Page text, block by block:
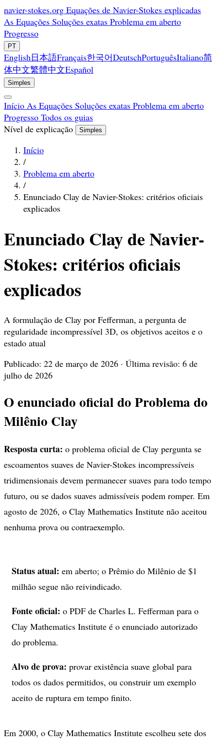
navier-stokes.org Equações de Navier-Stokes explicadas
As Equações Soluções exatas Problema em aberto
Progresso
PT
English日本語Français한국어DeutschPortuguêsItaliano简
体中文繁體中文Español
Simples
Início As Equações Soluções exatas Problema em aberto
Progresso Todos os guias
Nível de explicação
Simples
Início
/
Problema em aberto
/
Enunciado Clay de Navier-Stokes: critérios oficiais
explicados
Enunciado Clay de Navier-
Stokes: critérios oficiais
explicados
A formulação de Clay por Fefferman, a pergunta de
regularidade incompressível 3D, os objetivos aceitos e o
estado atual
Publicado: 22 de março de 2026 · Última revisão: 6 de
julho de 2026
O enunciado oficial do Problema do
Milênio Clay
Resposta curta: o problema oficial de Clay pergunta se
escoamentos suaves de Navier-Stokes incompressíveis
tridimensionais devem permanecer suaves para todo tempo
futuro, ou se dados suaves admissíveis podem romper. Em
agosto de 2026, o Clay Mathematics Institute não aceitou
nenhuma prova ou contraexemplo.
Status atual: em aberto; o Prêmio do Milênio de $1
milhão segue não reivindicado.
Fonte oficial: o PDF de Charles L. Fefferman para o
Clay Mathematics Institute é o enunciado autorizado
do problema.
Alvo de prova: provar existência suave global para
todos os dados permitidos, ou construir um exemplo
aceito de ruptura em tempo finito.
Em 2000, o Clay Mathematics Institute escolheu sete dos